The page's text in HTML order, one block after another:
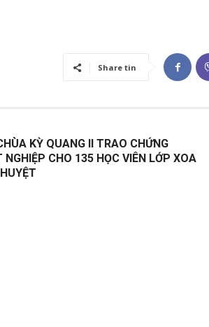
Share tin
KỲ QUANG II TRAO CHỨNG
NGHIỆP CHO 135 HỌC VIÊN LỚP XOA